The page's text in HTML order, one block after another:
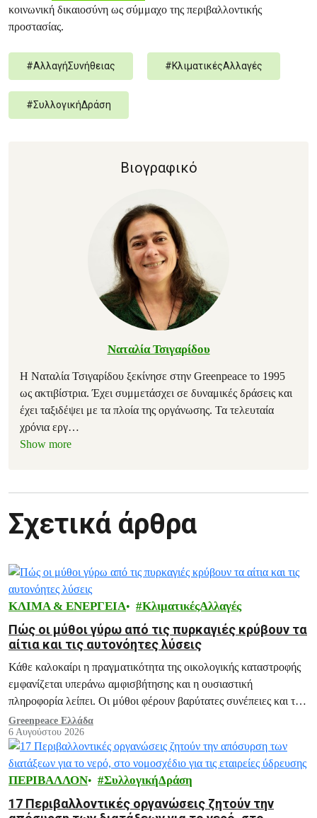
κοινωνική δικαιοσύνη ως σύμμαχο της περιβαλλοντικής
προστασίας.
#ΑλλαγήΣυνήθειας #ΚλιματικέςΑλλαγές
#ΣυλλογικήΔράση
Βιογραφικό
Ναταλία Τσιγαρίδου
Η Ναταλία Τσιγαρίδου ξεκίνησε στην Greenpeace το 1995
ως ακτιβίστρια. Έχει συμμετάσχει σε δυναμικές δράσεις και
έχει ταξιδέψει με τα πλοία της οργάνωσης. Τα τελευταία
χρόνια εργ…
Show more
Σχετικά άρθρα
ΚΛΙΜΑ & ΕΝΕΡΓΕΙΑ ΚλιματικέςΑλλαγές
Πώς οι μύθοι γύρω από τις πυρκαγιές κρύβουν τα
αίτια και τις αυτονόητες λύσεις
Κάθε καλοκαίρι η πραγματικότητα της οικολογικής καταστροφής
εμφανίζεται υπεράνω αμφισβήτησης και η ουσιαστική
πληροφορία λείπει. Οι μύθοι φέρουν βαρύτατες συνέπειες και το
ξεδιάλυμά τους αποτελεί ευθύνη μας.
Greenpeace Ελλάδα
6 Αυγούστου 2026
ΠΕΡΙΒΑΛΛΟΝ ΣυλλογικήΔράση
17 Περιβαλλοντικές οργανώσεις ζητούν την